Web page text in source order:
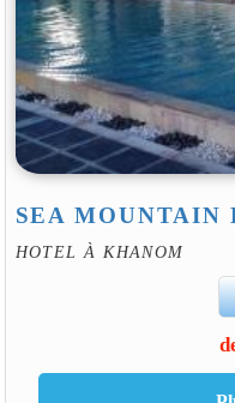
SEA MOUNTAIN
HOTEL À KHANOM